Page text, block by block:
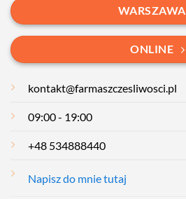
WARSZAWA
ONLINE
kontakt@farmaszczesliwosci.pl
09:00 - 19:00
+48 534888440
Napisz do mnie tutaj